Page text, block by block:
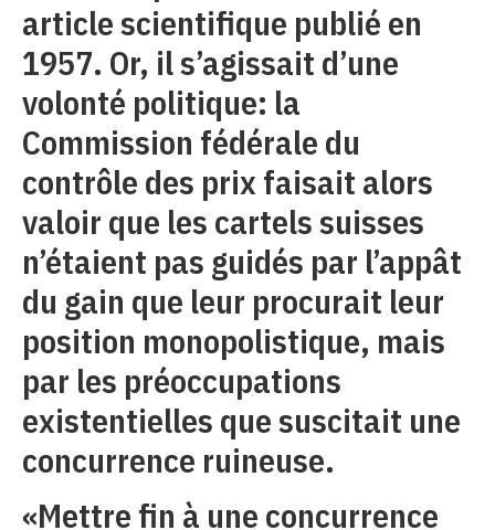
article scientifique publié en
1957. Or, il s’agissait d’une
volonté politique: la
Commission fédérale du
contrôle des prix faisait alors
valoir que les cartels suisses
n’étaient pas guidés par l’appât
du gain que leur procurait leur
position monopolistique, mais
par les préoccupations
existentielles que suscitait une
concurrence ruineuse.
«Mettre fin à une concurrence